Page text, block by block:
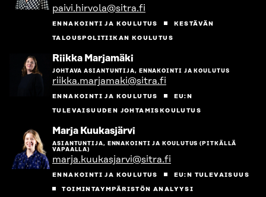
paivi.hirvola@sitra.fi
ENNAKOINTI JA KOULUTUS
KESTÄVÄN
TALOUSPOLITIIKAN KOULUTUS
Riikka Marjamäki
henkilön
sivulle
JOHTAVA ASIANTUNTIJA, ENNAKOINTI JA KOULUTUS
riikka.marjamaki@sitra.fi
ENNAKOINTI JA KOULUTUS
EU:N
TULEVAISUUDEN JOHTAMISKOULUTUS
Marja Kuukasjärvi
henkilön
ASIANTUNTIJA, ENNAKOINTI JA KOULUTUS (PITKÄLLÄ
VAPAALLA)
marja.kuukasjarvi@sitra.fi
ENNAKOINTI JA KOULUTUS
EU:N TULEVAISUUS
TOIMINTAYMPÄRISTÖN ANALYYSI